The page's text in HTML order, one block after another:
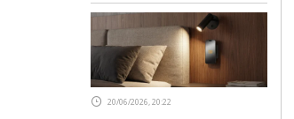
20/06/2026, 20:22